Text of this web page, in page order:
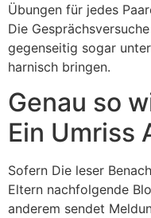
Übungen für jedes
Die
gegenseitig sogar
harnisch bringen.
Genau so
Ein Umriss
Sofern Die leser
Eltern nachfolgende
anderem sendet